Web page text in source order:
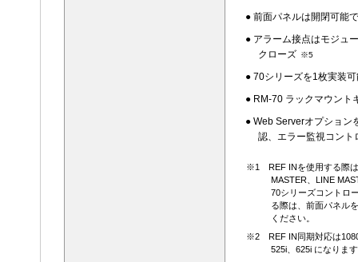
● 前面パネルは開閉可能
● アラーム接点はモジュ
クローズ ※5
● 70シリーズを1枚実装
● RM-70 ラックマウント
● Web Serverオプション
認、エラー監視コント
※1 REF INを使用する際は
MASTER、LINE
70シリーズコントロ
る際は、前面パネル
ください。
※2 REF IN同期対応は
525i、625i になりま